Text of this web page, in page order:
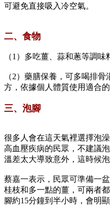
可避免直接吸入冷空氣。
二、食物
（1）多吃薑、蒜和蔥等調味
（2）藥膳保養，可多喝排
方，依據個人體質使用適合
三、泡腳
很多人會在這天氣裡選擇泡
高血壓疾病的民眾，不建議
溫差太大導致意外，這時候
蔡嘉一表示，民眾可準備一
桂枝和多一點的薑，可兩者
腳約15分鐘到半小時，會明